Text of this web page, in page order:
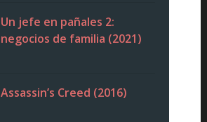
Un jefe en pañales 2:
negocios de familia (2021)
Assassin’s Creed (2016)